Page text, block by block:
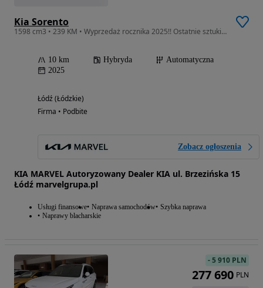
Kia Sorento
1598 cm3 • 239 KM • Wyprzedaż rocznika 2025!! Ostatnie sztuki!! Atrakcyjna cena!! Sprawdź!
10 km Hybryda
Automatyczna
2025
Łódź (Łódzkie)
Firma • Podbite
Zobacz ogłoszenia
KIA MARVEL Autoryzowany Dealer KIA ul. Brzezińska 15
Łódź marvelgrupa.pl
Usługi finansowe Naprawa samochodów Szybka naprawa
Naprawy blacharskie
-5 910 PLN
277 690 PLN